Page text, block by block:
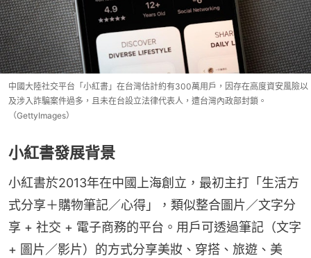
中國大陸社交平台「小紅書」在台灣估計約有300萬用戶，因存在高度資安風險以
及涉入詐騙案件過多，且未在台設立法律代表人，遭台灣內政部封鎖。
（GettyImages）
小紅書發展背景
小紅書於2013年在中國上海創立，最初主打「生活方
式分享＋購物筆記／心得」，類似整合圖片／文字分
享 + 社交 + 電子商務的平台。用戶可透過筆記（文字
+ 圖片／影片）的方式分享美妝、穿搭、旅遊、美